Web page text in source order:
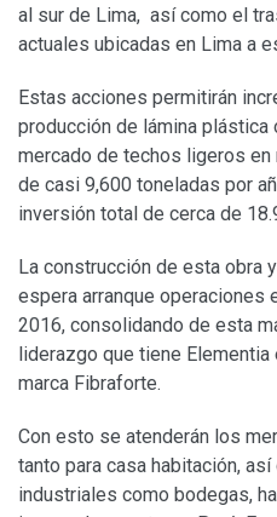
al sur de Lima, así como el
actuales ubicadas en Lima a
Estas acciones permitirán
producción de lámina plástica
mercado de techos ligeros en
de casi 9,600 toneladas por
inversión total de cerca de
La construcción de esta obra
espera arranque operaciones
2016, consolidando de esta
liderazgo que tiene
marca Fibraforte.
Con esto se atenderán los
tanto para casa habitación,
industriales como bodegas,